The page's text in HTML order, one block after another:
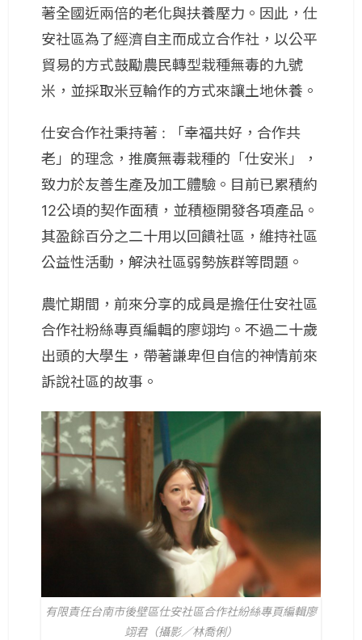
著全國近兩倍的老化與扶養壓力。因此，仕
安社區為了經濟自主而成立合作社，以公平
貿易的方式鼓勵農民轉型栽種無毒的九號
米，並採取米豆輪作的方式來讓土地休養。
仕安合作社秉持著 : 「幸福共好，合作共
老」的理念，推廣無毒栽種的「仕安米」，
致力於友善生產及加工體驗。目前已累積約
12公頃的契作面積，並積極開發各項產品。
其盈餘百分之二十用以回饋社區，維持社區
公益性活動，解決社區弱勢族群等問題。
農忙期間，前來分享的成員是擔任仕安社區
合作社粉絲專頁編輯的廖翊均。不過二十歲
出頭的大學生，帶著謙卑但自信的神情前來
訴說社區的故事。
有限責任台南市後壁區仕安社區合作社紛絲專頁編輯廖
翊君（攝影／林喬俐）